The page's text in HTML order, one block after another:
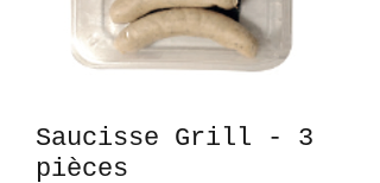
Saucisse Grill - 3
pièces